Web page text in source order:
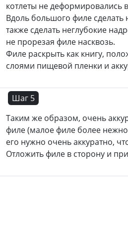
котлеты не деформировались
Вдоль большого филе сделать
также сделать неглубокие
не прорезая филе насквозь.
Филе раскрыть как книгу,
слоями пищевой пленки и
Шаг 5
Таким же образом, очень
филе (малое филе более
его нужно очень аккуратно,
Отложить филе в сторону и